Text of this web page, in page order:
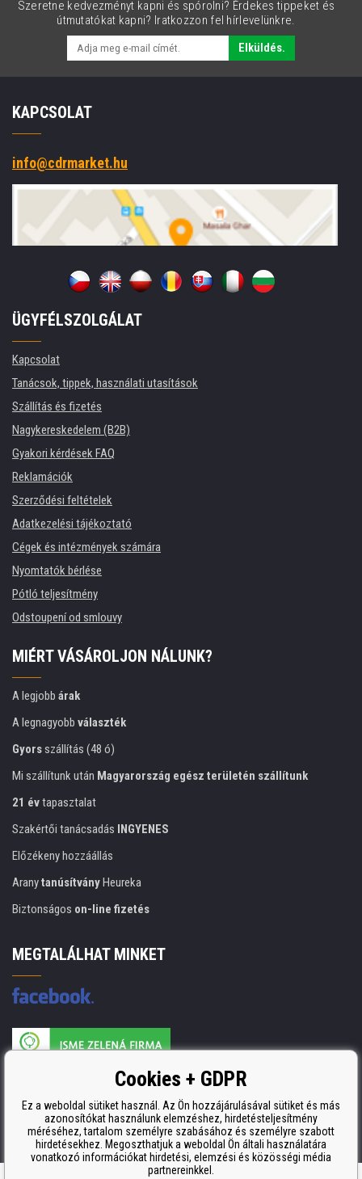
Szeretne kedvezményt kapni és spórolni? Érdekes tippeket és
útmutatókat kapni? Iratkozzon fel hírlevelünkre.
Elküldés.
KAPCSOLAT
info@cdrmarket.hu
ÜGYFÉLSZOLGÁLAT
Kapcsolat
Tanácsok, tippek, használati utasítások
Szállítás és fizetés
Nagykereskedelem (B2B)
Gyakori kérdések FAQ
Reklamációk
Szerződési feltételek
Adatkezelési tájékoztató
Cégek és intézmények számára
Nyomtatók bérlése
Pótló teljesítmény
Odstoupení od smlouvy
MIÉRT VÁSÁROLJON NÁLUNK?
A legjobb árak
A legnagyobb választék
Gyorsszállítás (48 ó)
Mi szállítunk után Magyarország egész területén szállítunk
21 évtapasztalat
Szakértői tanácsadás INGYENES
Előzékeny hozzáállás
AranytanúsítványHeureka
Biztonságos on-line fizetés
MEGTALÁLHAT MINKET
A nyomtatási kellékek gyártója ISO 9001 tanúsítvánnyal rendelkezik
ISO 9001, ISO 14001 és STMC.Cookies + GDPR
Ez a weboldal sütiket használ. Az Ön hozzájárulásával sütiket és más
azonosítókat használunk elemzéshez, hirdetésteljesítmény
méréséhez, tartalom személyre szabásához és személyre szabott
hirdetésekhez. Megoszthatjuk a weboldal Ön általi használatára
vonatkozó információkat hirdetési, elemzési és közösségi média
partnereinkkel.